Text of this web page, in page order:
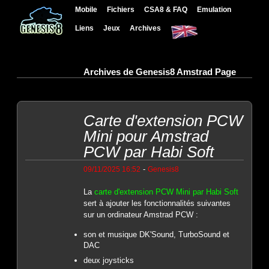
Mobile Fichiers CSA8 & FAQ Emulation
Liens Jeux Archives
Archives de Genesis8 Amstrad Page
Carte d'extension PCW
Mini pour Amstrad
PCW par Habi Soft
09/11/2025 16:52 - Genesis8
La carte d'extension PCW Mini par Habi Soft
sert à ajouter les fonctionnalités suivantes
sur un ordinateur Amstrad PCW :
son et musique DK'Sound, TurboSound et
DAC
deux joysticks